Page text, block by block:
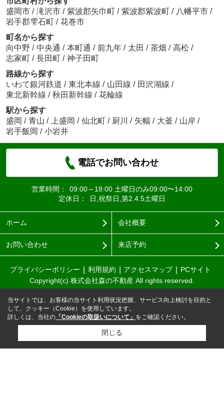
盛岡市 / 滝沢市 / 紫波郡矢巾町 / 紫波郡紫波町 / 八幡平市 /
岩手郡雫石町 / 花巻市
町名から探す
向中野 / 中央通 / 本町通 / 前九年 / 太田 / 茶畑 / 高松 /
志家町 / 長田町 / 神子田町
路線から探す
いわて銀河鉄道 / 東北本線 / 山田線 / 田沢湖線 /
東北新幹線 / 秋田新幹線 / 花輪線
駅から探す
盛岡 / 青山 / 上盛岡 / 仙北町 / 厨川 / 矢幅 / 大釜 / 山岸 /
岩手飯岡 / 小岩井
電話でお問い合わせ
営業時間：
09:00～18:00 土曜日のみ09:00〜14:00
定休日：
日,祝祭日,第2.4.5土曜日
ホーム 会社概要
お問い合わせ 来店予約
プライバシーポリシー 利用規約 アクセスマップ
PCサイト
Copyright(c) 株式会社森の不動産 All rights reserved.
当サイトでは、お客様の当サイト利用状況把握、サービス向上検討を目的と
して、クッキー（Cookie）を使用しています。
詳しくは、当社の 「Cookieの取扱いについて」 をご確認ください。
閉じる